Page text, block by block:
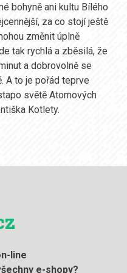
bohyně ani kultu Bílého
za co stojí ještě
změnit úplně
tak rychlá a zběsilá, že
a dobrovolně se
A to je pořád teprve
světě Atomových
Kotlety.
line
e-shopy?